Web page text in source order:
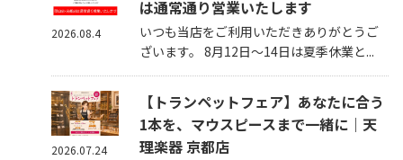
は通常通り営業いたします
いつも当店をご利用いただきありがとうご
ざいます。 8月12日～14日は夏季休業と...
2026.08.4
【トランペットフェア】あなたに合う
1本を、マウスピースまで一緒に｜天
理楽器 京都店
2026.07.24